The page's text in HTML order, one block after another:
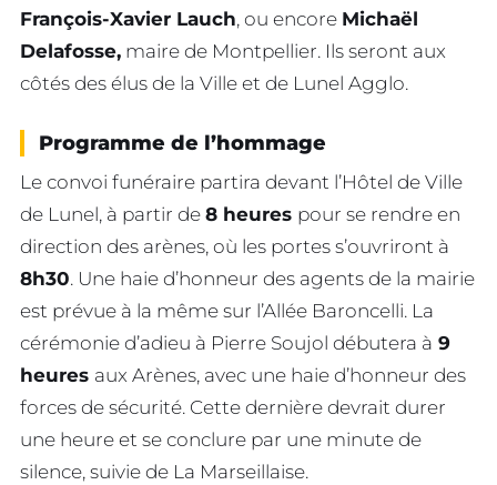
François-Xavier Lauch, ou encore Michaël
Delafosse, maire de Montpellier. Ils seront aux
côtés des élus de la Ville et de Lunel Agglo.
Programme de l’hommage
Le convoi funéraire partira devant l’Hôtel de Ville
de Lunel, à partir de 8 heures pour se rendre en
direction des arènes, où les portes s’ouvriront à
8h30. Une haie d’honneur des agents de la mairie
est prévue à la même sur l’Allée Baroncelli. La
cérémonie d’adieu à Pierre Soujol débutera à 9
heures aux Arènes, avec une haie d’honneur des
forces de sécurité. Cette dernière devrait durer
une heure et se conclure par une minute de
silence, suivie de La Marseillaise.